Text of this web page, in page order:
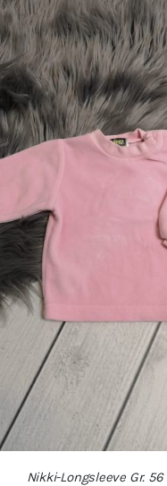
IN DEN WARENKORB /
1,80 €
Nikki-Longsleeve Gr. 56